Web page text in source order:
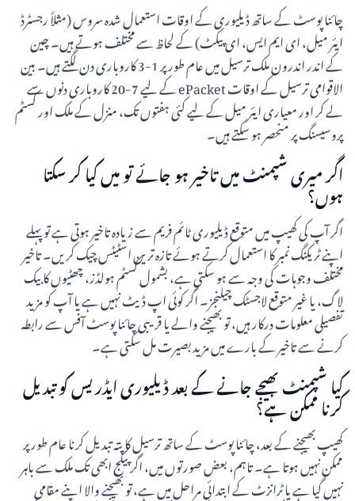
چائنا پوسٹ کے ساتھ ڈیلیوری کے اوقات استعمال شدہ سروس (مثلاً رجسٹرڈ
ایئر میل، ای ایم ایس، ای پیکٹ) کے لحاظ سے مختلف ہوتے ہیں۔ چین
کے اندر اندرون ملک ترسیل میں عام طور پر 1-3 کاروباری دن لگتے ہیں۔ بین
الاقوامی ترسیل کے اوقات ePacket کے لیے 7-20 کاروباری دنوں سے
لے کر اور معیاری ایئر میل کے لیے کئی ہفتوں تک، منزل کے ملک اور کسٹم
پروسیسنگ پر منحصر ہو سکتے ہیں۔
اگر میری شپمنٹ میں تاخیر ہو جائے تو میں کیا کر سکتا
ہوں؟
اگر آپ کی کھیپ میں متوقع ڈیلیوری ٹائم فریم سے زیادہ تاخیر ہوتی ہے تو پہلے
اپنے ٹریکنگ نمبر کا استعمال کرتے ہوئے تازہ ترین اسٹیٹس چیک کریں۔ تاخیر
مختلف وجوہات کی وجہ سے ہو سکتی ہے، بشمول کسٹم ہولڈز، چھٹیوں کا بیک
لاگ، یا غیر متوقع لاجسٹک چیلنجز۔ اگر کوئی اپ ڈیٹ نہیں ہے یا آپ کو مزید
تفصیلی معلومات درکار ہیں، تو بھیجنے والے یا قریبی چائنا پوسٹ آفس سے رابطہ
کرنے سے تاخیر کے بارے میں مزید بصیرت مل سکتی ہے۔
کیا شپمنٹ بھیجے جانے کے بعد ڈیلیوری ایڈریس کو تبدیل
کرنا ممکن ہے؟
کھیپ بھیجنے کے بعد، چائنا پوسٹ کے ساتھ ترسیل کا پتہ تبدیل کرنا عام طور پر
ممکن نہیں ہوتا ہے۔ تاہم، بعض صورتوں میں، اگر پیکج ابھی تک ملک سے باہر
نہیں گیا ہے یا ٹرانزٹ کے ابتدائی مراحل میں ہے، تو بھیجنے والا اپنے مقامی